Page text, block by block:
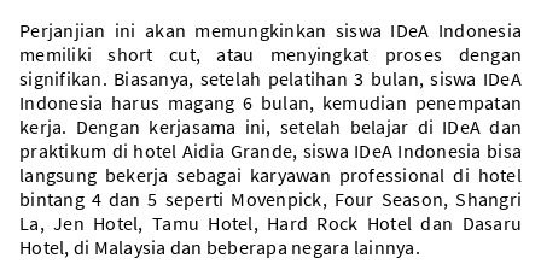
Perjanjian ini akan memungkinkan siswa IDeA Indonesia
memiliki short cut, atau menyingkat proses dengan
signifikan. Biasanya, setelah pelatihan 3 bulan, siswa IDeA
Indonesia harus magang 6 bulan, kemudian penempatan
kerja. Dengan kerjasama ini, setelah belajar di IDeA dan
praktikum di hotel Aidia Grande, siswa IDeA Indonesia bisa
langsung bekerja sebagai karyawan professional di hotel
bintang 4 dan 5 seperti Movenpick, Four Season, Shangri
La, Jen Hotel, Tamu Hotel, Hard Rock Hotel dan Dasaru
Hotel, di Malaysia dan beberapa negara lainnya.